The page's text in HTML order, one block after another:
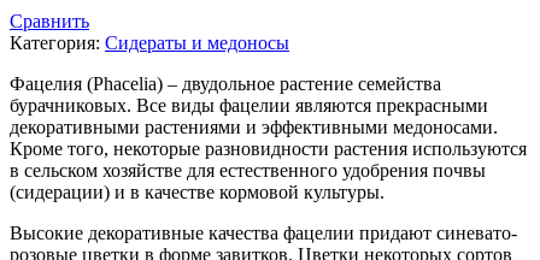
Сравнить
Категория: Сидераты и медоносы
Фацелия (Phacelia) – двудольное растение семейства
бурачниковых. Все виды фацелии являются прекрасными
декоративными растениями и эффективными медоносами.
Кроме того, некоторые разновидности растения используются
в сельском хозяйстве для естественного удобрения почвы
(сидерации) и в качестве кормовой культуры.
Высокие декоративные качества фацелии придают синевато-
розовые цветки в форме завитков. Цветки некоторых сортов